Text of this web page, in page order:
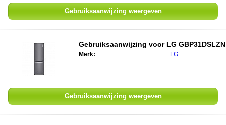
Gebruiksaanwijzing weergeven
Gebruiksaanwijzing voor LG GBP31DSLZN
Merk: LG
Gebruiksaanwijzing weergeven